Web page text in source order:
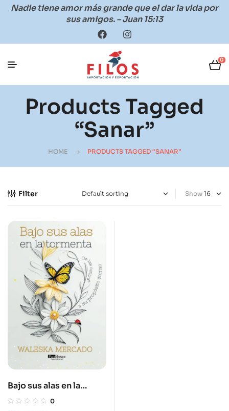
Nadie tiene amor más grande que el dar la vida por
sus amigos. – Juan 15:13
0
Products Tagged
“sanar”
HOME PRODUCTS TAGGED “SANAR”
Filter Show
Bajo sus alas en la
tormenta 0